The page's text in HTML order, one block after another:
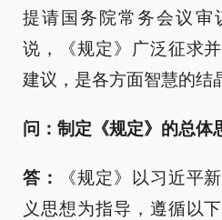
提请国务院常务会议审
说，《规定》广泛征求
建议，是各方面智慧的结
问：制定《规定》的总体
答：
《规定》以习近平
义思想为指导，遵循以